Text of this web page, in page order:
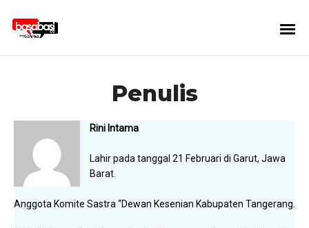
Penulis
Rini Intama
Lahir pada tanggal 21 Februari di Garut, Jawa
Barat.
Anggota Komite Sastra “Dewan Kesenian Kabupaten Tangerang.